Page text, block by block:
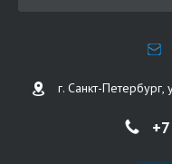
г. Санкт-Петербург,